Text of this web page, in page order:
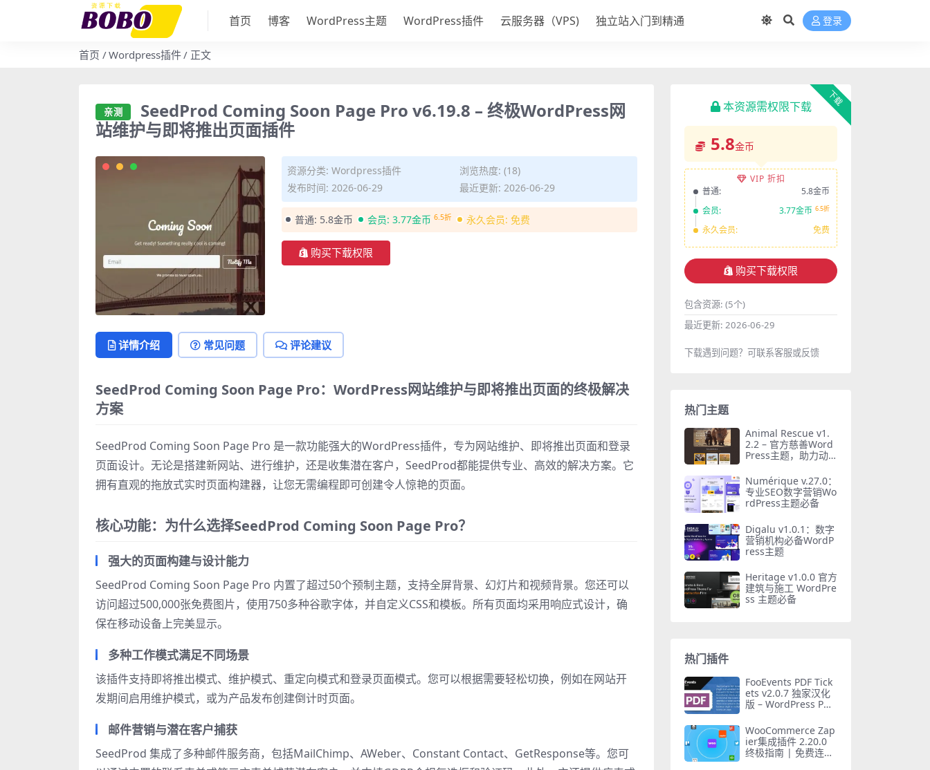
首页 博客 WordPress主题 WordPress插件 云服务器（VPS) 独立站入门到精通 登录
首页 Wordpress插件 正文
亲测
SeedProd Coming Soon Page Pro v6.19.8 – 终极WordPress网
站维护与即将推出页面插件
Pro v6.19.8 – 终极WordPress网站
维护与即将推出页面插件">
资源分类: Wordpress插件
浏览热度: (18)
发布时间: 2026-06-29
最近更新: 2026-06-29
普通: 5.8金币 会员: 3.77金币 6.5折 永久会员: 免费
购买下载权限
详情介绍 常见问题 评论建议
SeedProd Coming Soon Page Pro：WordPress网站维护与即将推出页面的终极解决
方案
SeedProd Coming Soon Page Pro 是一款功能强大的WordPress插件，专为网站维护、即将推出页面和登录
页面设计。无论是搭建新网站、进行维护，还是收集潜在客户，SeedProd都能提供专业、高效的解决方案。它
拥有直观的拖放式实时页面构建器，让您无需编程即可创建令人惊艳的页面。
核心功能：为什么选择SeedProd Coming Soon Page Pro？
强大的页面构建与设计能力
SeedProd Coming Soon Page Pro 内置了超过50个预制主题，支持全屏背景、幻灯片和视频背景。您还可以
访问超过500,000张免费图片，使用750多种谷歌字体，并自定义CSS和模板。所有页面均采用响应式设计，确
保在移动设备上完美显示。
多种工作模式满足不同场景
该插件支持即将推出模式、维护模式、重定向模式和登录页面模式。您可以根据需要轻松切换，例如在网站开
发期间启用维护模式，或为产品发布创建倒计时页面。
邮件营销与潜在客户捕获
SeedProd 集成了多种邮件服务商，包括MailChimp、AWeber、Constant Contact、GetResponse等。您可
下载
本资源需权限下载
5.8金币
VIP 折扣
普通:
5.8金币
会员:
3.77金币 6.5折
永久会员: 免费
购买下载权限
包含资源: (5个)
最近更新: 2026-06-29
下载遇到问题？可联系客服或反馈
热门主题
Animal Rescue v1.
2.2 – 官方慈善Word
Press主题，助力动
Numérique v.27.0：
专业SEO数字营销Wo
rdPress主题必备
Digalu v1.0.1：数字
营销机构必备WordP
ress主题
Heritage v1.0.0 官方
建筑与施工 WordPre
ss 主题必备
热门插件
FooEvents PDF Tick
ets v2.0.7 独家汉化
版 – WordPress PDF
WooCommerce Zap
ier集成插件 2.20.0
终极指南 | 免费连接